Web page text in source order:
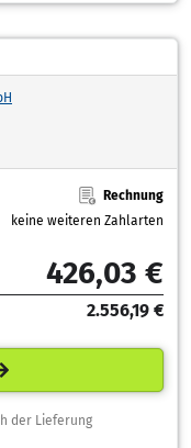
Rechnung
keine weiteren Zahlarten
426,03 €
2.556,19 €
der Lieferung